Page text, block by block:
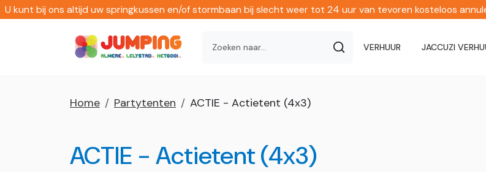
U kunt bij ons altijd uw springkussen en/of stormbaan bij slecht weer tot 24 uur van tevoren kosteloos
VERHUUR JACCUZI
Home Partytenten ACTIE - Actietent (4x3)
ACTIE - Actietent (4x3)